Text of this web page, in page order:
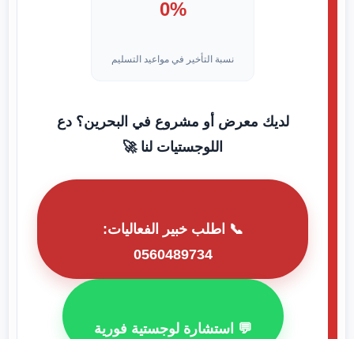
0%
نسبة التأخير في مواعيد التسليم
لديك معرض أو مشروع في البحرين؟ دع
اللوجستيات لنا 🚀
📞 اطلب خبير الفعاليات:
0560489734
💬 استشارة لوجستية فورية